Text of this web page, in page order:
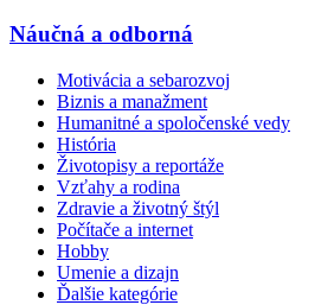
Náučná a odborná
Motivácia a sebarozvoj
Biznis a manažment
Humanitné a spoločenské vedy
História
Životopisy a reportáže
Vzťahy a rodina
Zdravie a životný štýl
Počítače a internet
Hobby
Umenie a dizajn
Ďalšie kategórie